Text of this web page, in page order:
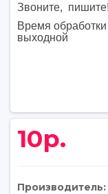
Звоните, пишите!
Время
выходной
10р.
Производитель: